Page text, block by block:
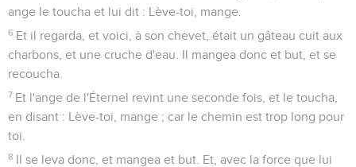
ange le toucha et lui dit : Lève-toi, mange.
6 Et il regarda, et voici, à son chevet, était un gâteau cuit aux
charbons, et une cruche d'eau. Il mangea donc et but, et se
recoucha.
7 Et l'ange de l'Éternel revint une seconde fois, et le toucha,
en disant : Lève-toi, mange ; car le chemin est trop long pour
toi.
8 Il se leva donc, et mangea et but. Et, avec la force que lui